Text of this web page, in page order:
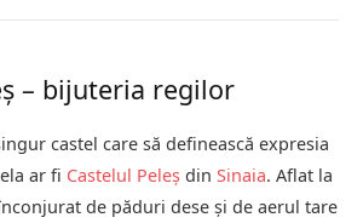
– bijuteria regilor
castel care să definească expresia
ar fi Castelul Peleș din Sinaia. Aflat la
de păduri dese și de aerul tare